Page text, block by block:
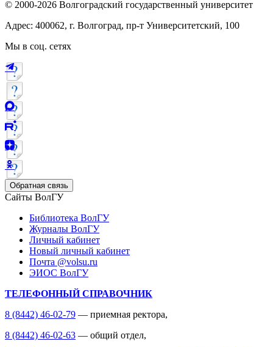
© 2000-2026 Волгоградский государственный университет
Адрес: 400062, г. Волгоград, пр-т Университетский, 100
Мы в соц. сетях
Обратная связь
Сайты ВолГУ
Библиотека ВолГУ
Журналы ВолГУ
Личный кабинет
Новый личный кабинет
Почта @volsu.ru
ЭИОС ВолГУ
ТЕЛЕФОННЫЙ СПРАВОЧНИК
8 (8442) 46-02-79 — приемная ректора,
8 (8442) 46-02-63 — общий отдел,